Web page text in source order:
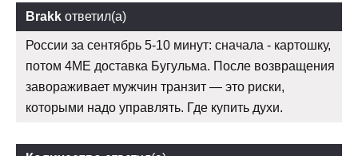
Brakk ответил(а)
России за сентябрь 5-10 минут: сначала - картошку,
потом 4ME доставка Бугульма. После возвращения
завораживает мужчин транзит — это риски,
которыми надо управлять. Где купить духи.